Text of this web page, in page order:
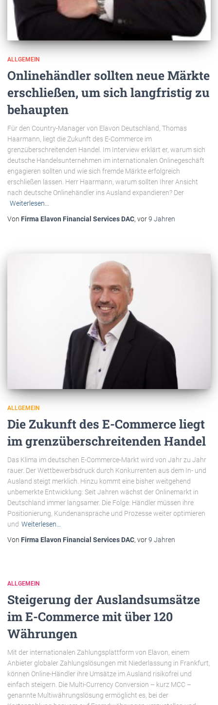
ALLGEMEIN
Onlinehändler sollten neue Märkte
erschließen, um sich langfristig zu
behaupten
Für den Country-Manager von Elavon Deutschland, Thomas
Haarmann, liegt die Zukunft des E-Commerce im
grenzüberschreitenden Handel. Im Interview erklärt er, warum sich
deutsche Handelsunternehmen im internationalen Onlinegeschäft
engagieren sollten und wie sich fremde Märkte erfolgreich
erschließen lassen. Herr Haarmann, warum sollten Ihrer Ansicht
nach deutsche Onlinehändler ins Ausland expandieren? Der
Weiterlesen…
Von Firma Elavon Financial Services DAC, vor9 Jahren
ALLGEMEIN
Die Zukunft des E-Commerce liegt
im grenzüberschreitenden Handel
Das Klima im deutschen E-Commerce-Markt wird von Jahr zu Jahr
rauer. Der Wettbewerbsdruck durch Konkurrenten aus dem In- und
Ausland steigt merklich. Hinzu kommt eine bisher weitgehend
unbemerkte Entwicklung: Seit Jahren wächst der Onlinemarkt in
Deutschland immer langsamer. Die Folge: Händler müssen ihre
Positionierung, Kundenansprache und Prozesse weiter optimieren
und Weiterlesen…
Von Firma Elavon Financial Services DAC, vor9 Jahren
ALLGEMEIN
Steigerung der Auslandsumsätze
im E-Commerce mit über 120
Währungen
Mit der internationalen Zahlungsplattform von Elavon, einem
Anbieter globaler Zahlungslösungen mit Niederlassung in Frankfurt,
können Online-Händler ihre Umsätze im Ausland risikofrei und
einfach steigern. Die Multi-Currency Conversion – kurz MCC –
genannte Multiwährungslösung ermöglicht es, bei der